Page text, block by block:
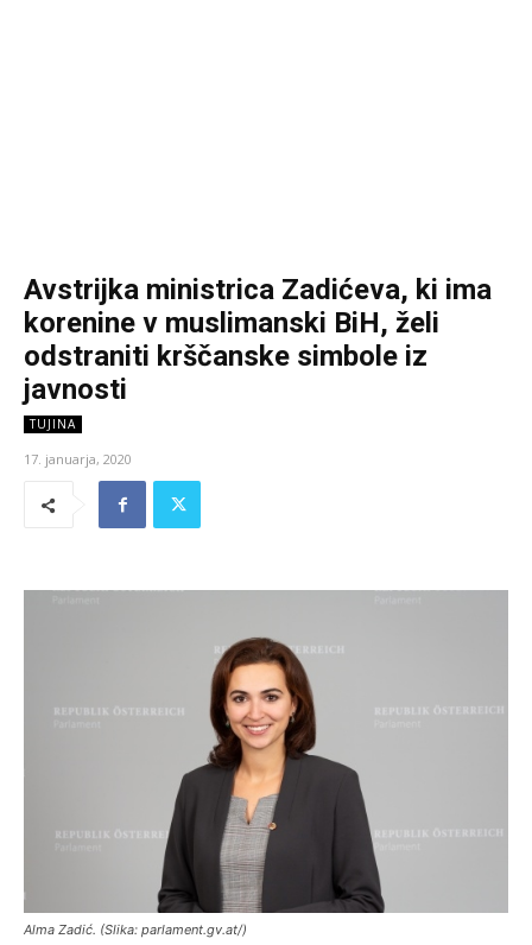
Avstrijka ministrica Zadićeva, ki ima
korenine v muslimanski BiH, želi
odstraniti krščanske simbole iz
javnosti
TUJINA
17. januarja, 2020
Alma Zadić. (Slika: parlament.gv.at/)